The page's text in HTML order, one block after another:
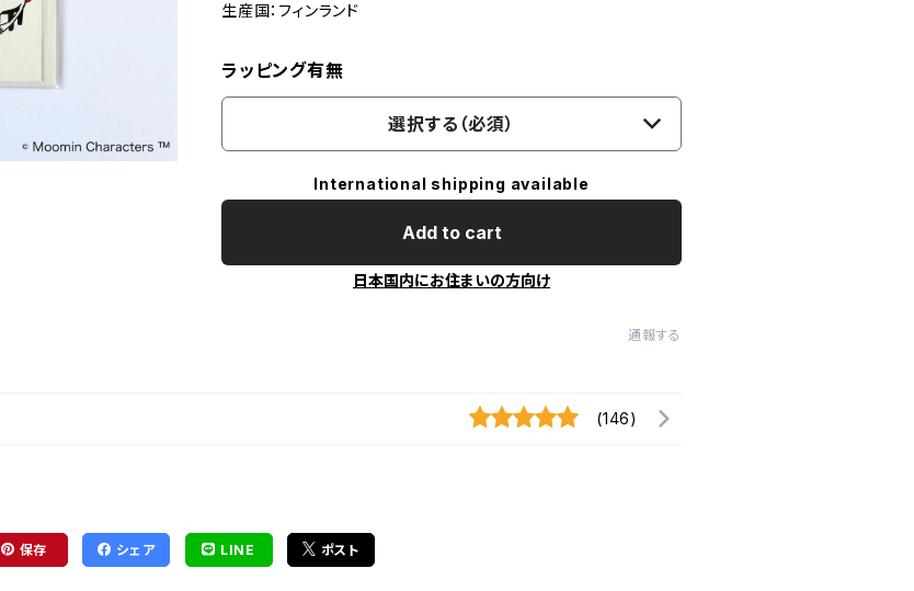
生産国：フィンランド
ラッピング有無
選択する（必須）
International shipping available
Add to cart
日本国内にお住まいの方向け
通報する
(146)
保存 シェア LINE ポスト